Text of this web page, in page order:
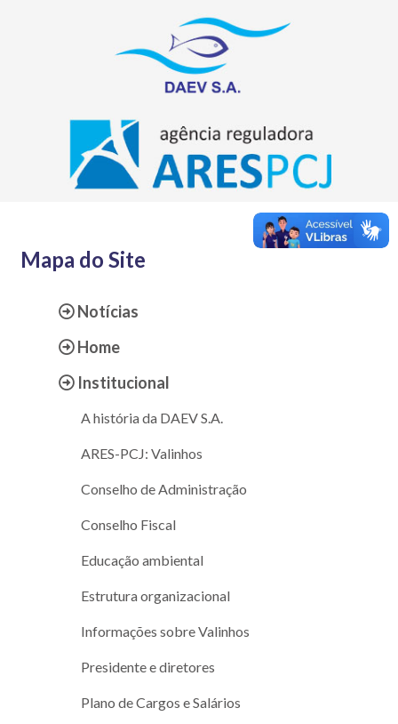
Mapa do Site
Notícias
Home
Institucional
A história da DAEV S.A.
ARES-PCJ: Valinhos
Conselho de Administração
Conselho Fiscal
Educação ambiental
Estrutura organizacional
Informações sobre Valinhos
Presidente e diretores
Plano de Cargos e Salários